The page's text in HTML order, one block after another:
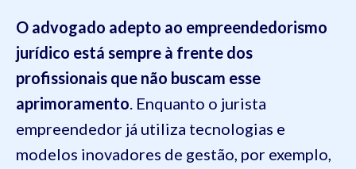
O advogado adepto ao empreendedorismo
jurídico está sempre à frente dos
profissionais que não buscam esse
aprimoramento. Enquanto o jurista
empreendedor já utiliza tecnologias e
modelos inovadores de gestão, por exemplo,